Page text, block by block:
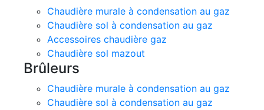
Chaudière murale à condensation au gaz
Chaudière sol à condensation au gaz
Accessoires chaudière gaz
Chaudière sol mazout
Brûleurs
Chaudière murale à condensation au gaz
Chaudière sol à condensation au gaz